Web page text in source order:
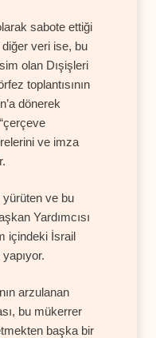
sabote ettiği
diğer veri ise, bu
olan Dışişleri
toplantısının
dönerek
ve imza
ve bu
Yardımcısı
içindeki İsrail
arzulanan
bu mükerrer
başka bir